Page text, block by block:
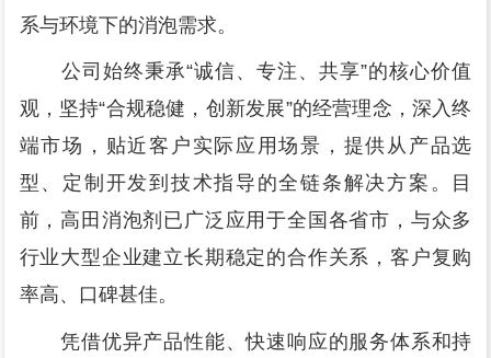
系与环境下的消泡需求。
公司始终秉承“诚信、专注、共享”的核心价值
观，坚持“合规稳健，创新发展”的经营理念，深入终
端市场，贴近客户实际应用场景，提供从产品选
型、定制开发到技术指导的全链条解决方案。目
前，高田消泡剂已广泛应用于全国各省市，与众多
行业大型企业建立长期稳定的合作关系，客户复购
率高、口碑甚佳。
凭借优异产品性能、快速响应的服务体系和持